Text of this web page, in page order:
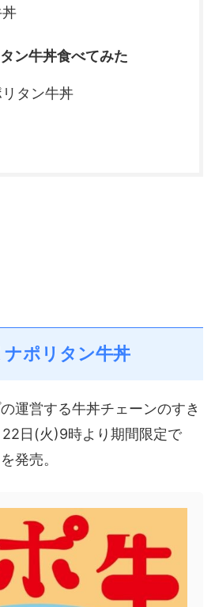
ン牛丼食べてみた
タン牛丼
ナポリタン牛丼
運営する牛丼チェーンのすき
日(火)9時より期間限定で
発売。